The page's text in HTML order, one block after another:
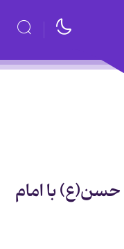
حسن(ع) با امام